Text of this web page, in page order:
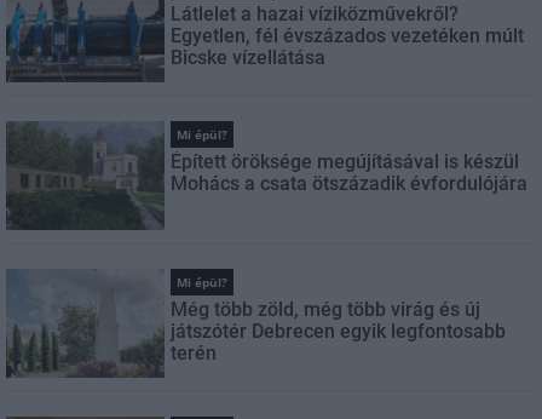
Látlelet a hazai víziközművekről?
Egyetlen, fél évszázados vezetéken múlt
Bicske vízellátása
Mi épül?
Épített öröksége megújításával is készül
Mohács a csata ötszázadik évfordulójára
Mi épül?
Még több zöld, még több virág és új
játszótér Debrecen egyik legfontosabb
terén